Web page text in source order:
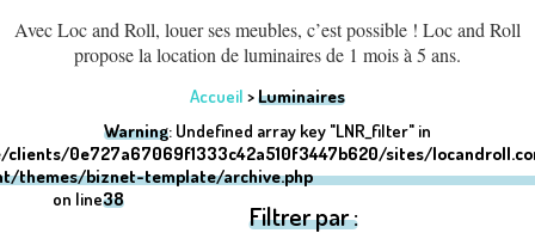
Avec Loc and Roll, louer ses meubles, c’est possible ! Loc and Roll
propose la location de luminaires de 1 mois à 5 ans.
Accueil >Luminaires
Warning: Undefined array key "LNR_filter" in
clients/0e727a67069f1333c42a510f3447b620/sites/
themes/biznet-template/archive.php
on line38
Filtrer par :